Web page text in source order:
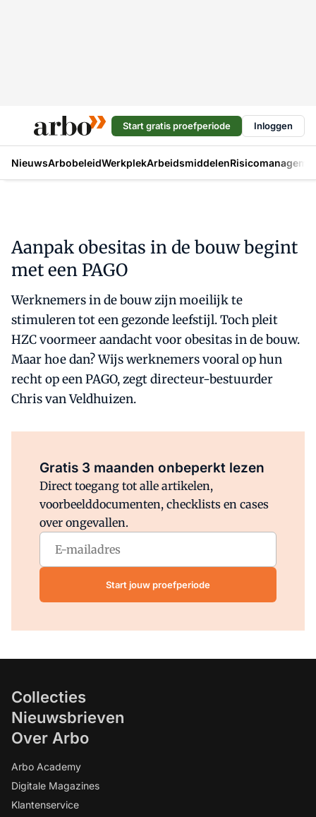
Start gratis proefperiode Inloggen
NieuwsArbobeleidWerkplekArbeidsmiddelen
Aanpak obesitas in de bouw begint
met een PAGO
Werknemers in de bouw zijn moeilijk te
stimuleren tot een gezonde leefstijl. Toch pleit
HZC voormeer aandacht voor obesitas in de bouw.
Maar hoe dan? Wijs werknemers vooral op hun
recht op een PAGO, zegt directeur-bestuurder
Chris van Veldhuizen.
Gratis 3 maanden onbeperkt lezen
Direct toegang tot alle artikelen,
voorbeelddocumenten, checklists en cases
over ongevallen.
Start jouw proefperiode
Collecties
Nieuwsbrieven
Over Arbo
Arbo Academy
Digitale Magazines
Klantenservice